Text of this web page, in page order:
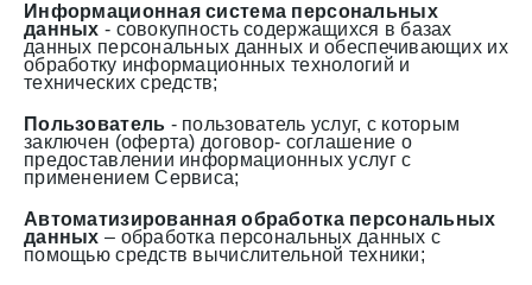
Информационная система персональных
данных - совокупность содержащихся в базах
данных персональных данных и обеспечивающих их
обработку информационных технологий и
технических средств;
Пользователь - пользователь услуг, с которым
заключен (оферта) договор- соглашение о
предоставлении информационных услуг с
применением Сервиса;
Автоматизированная обработка персональных
данных – обработка персональных данных с
помощью средств вычислительной техники;